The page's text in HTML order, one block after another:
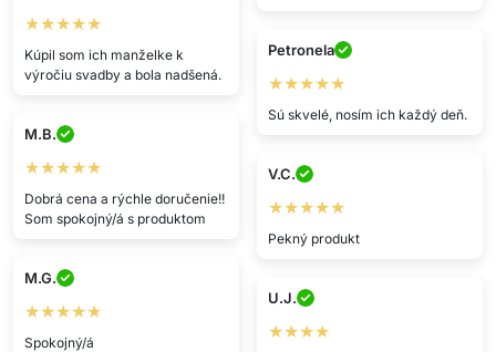
★★★★★
Kúpil som ich manželke k
výročiu svadby a bola nadšená.
Petronela
★★★★★
Sú skvelé, nosím ich každý deň.
M.B.
★★★★★
Dobrá cena a rýchle doručenie!!
Som spokojný/á s produktom
V.C.
★★★★★
Pekný produkt
M.G.
★★★★★
Spokojný/á
U.J.
★★★★